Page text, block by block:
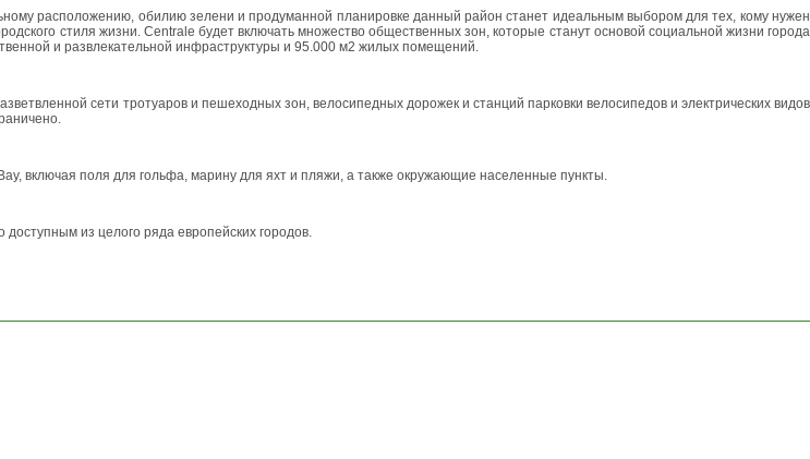
расположению, обилию зелени и продуманной планировке данный район станет идеальным выбором для тех, кому нужен
стиля жизни. Centrale будет включать множество общественных зон, которые станут основой социальной жизни города
и развлекательной инфраструктуры и 95.000 м2 жилых помещений.
сети тротуаров и пешеходных зон, велосипедных дорожек и станций парковки велосипедов и электрических видов
включая поля для гольфа, марину для яхт и пляжи, а также окружающие населенные пункты.
из целого ряда европейских городов.